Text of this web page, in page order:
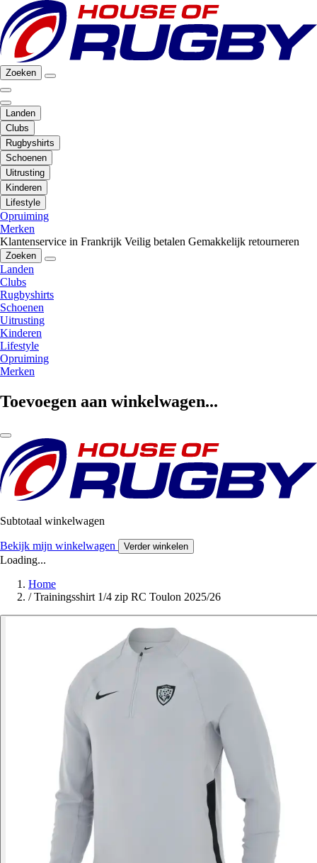
Zoeken
Landen
Clubs
Rugbyshirts
Schoenen
Uitrusting
Kinderen
Lifestyle
Opruiming
Merken
Klantenservice in Frankrijk Veilig betalen Gemakkelijk retourneren
Zoeken
Landen
Clubs
Rugbyshirts
Schoenen
Uitrusting
Kinderen
Lifestyle
Opruiming
Merken
Toevoegen aan winkelwagen...
Subtotaal winkelwagen
Bekijk mijn winkelwagen Verder winkelen
Loading...
Home
/ Trainingsshirt 1/4 zip RC Toulon 2025/26